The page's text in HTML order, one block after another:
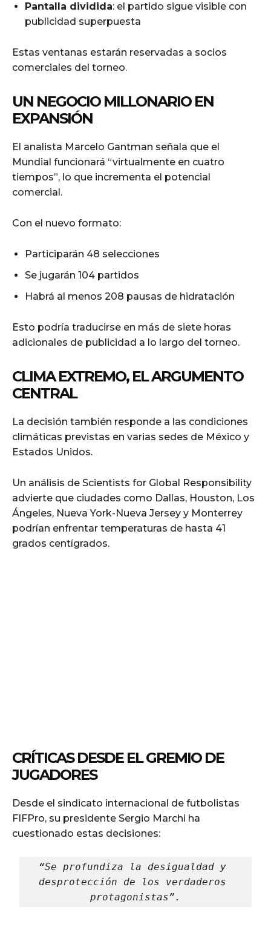
Pantalla dividida: el partido sigue visible con
publicidad superpuesta
Estas ventanas estarán reservadas a socios
comerciales del torneo.
UN NEGOCIO MILLONARIO EN
EXPANSIÓN
El analista Marcelo Gantman señala que el
Mundial funcionará “virtualmente en cuatro
tiempos”, lo que incrementa el potencial
comercial.
Con el nuevo formato:
Participarán 48 selecciones
Se jugarán 104 partidos
Habrá al menos 208 pausas de hidratación
Esto podría traducirse en más de siete horas
adicionales de publicidad a lo largo del torneo.
CLIMA EXTREMO, EL ARGUMENTO
CENTRAL
La decisión también responde a las condiciones
climáticas previstas en varias sedes de México y
Estados Unidos.
Un análisis de Scientists for Global Responsibility
advierte que ciudades como Dallas, Houston, Los
Ángeles, Nueva York-Nueva Jersey y Monterrey
podrían enfrentar temperaturas de hasta 41
grados centígrados.
CRÍTICAS DESDE EL GREMIO DE
JUGADORES
Desde el sindicato internacional de futbolistas
FIFPro, su presidente Sergio Marchi ha
cuestionado estas decisiones:
“Se profundiza la desigualdad y
desprotección de los verdaderos
protagonistas”.